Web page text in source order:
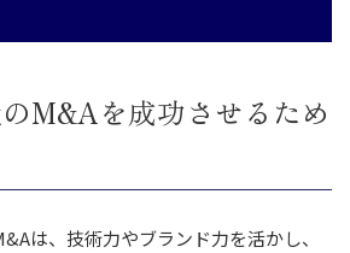
M&Aを成功させるため
は、技術力やブランド力を活かし、